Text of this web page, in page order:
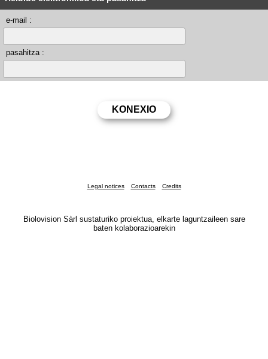
e-mail :
pasahitza :
Legal notices Contacts Credits
Biolovision Sàrl sustaturiko proiektua, elkarte laguntzaileen sare
baten kolaborazioarekin